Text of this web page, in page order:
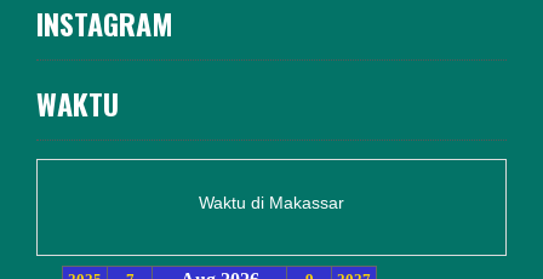
INSTAGRAM
WAKTU
Waktu di Makassar